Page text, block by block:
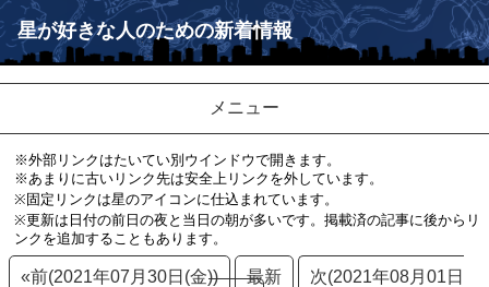
星が好きな人のための新着情報
メニュー
※外部リンクはたいてい別ウインドウで開きます。
※あまりに古いリンク先は安全上リンクを外しています。
※固定リンクは星のアイコンに仕込まれています。
※更新は日付の前日の夜と当日の朝が多いです。掲載済の記事に後からリ
ンクを追加することもあります。
«前(2021年07月30日(金)) 最新
次(2021年08月01日